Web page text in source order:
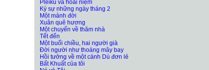
Pleiku và hoài niệm
Ký sự những ngày tháng 2
Một mảnh đời
Xuân quê hương
Một chuyến về thăm nhà
Tết đến
Một buổi chiều, hai người già
Đời người như thoáng mây bay
Hồi tưởng về một cánh Dù đơn lẻ
Bất Khuất của tôi